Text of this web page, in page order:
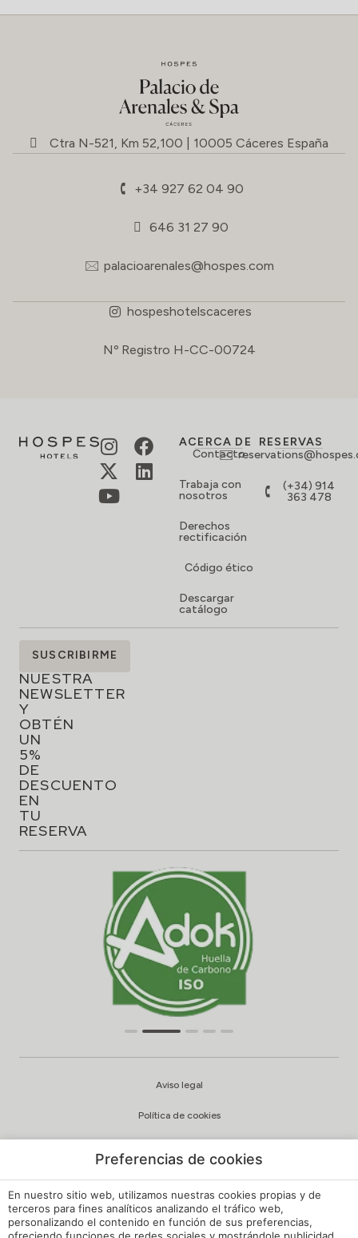
Ctra N-521, Km 52,100 | 10005 Cáceres España
+34 927 62 04 90
646 31 27 90
palacioarenales@hospes.com
hospeshotelscaceres
Nº Registro H-CC-00724
ACERCA DE
Contacto
Trabaja con
nosotros
Derechos
rectificación
Código ético
Descargar
catálogo
RESERVAS
(+34) 914
363 478
SUSCRÍBETE
NUESTRA
NEWSLETTER
Y
OBTÉN
UN
5%
DE
DESCUENTO
EN
TU
RESERVA
SUSCRIBIRME
Aviso legal
Política de cookies
Política de Calidad y Medioambiente
Preferencias de cookies
En nuestro sitio web, utilizamos nuestras cookies propias y de
terceros para fines analíticos analizando el tráfico web,
personalizando el contenido en función de sus preferencias,